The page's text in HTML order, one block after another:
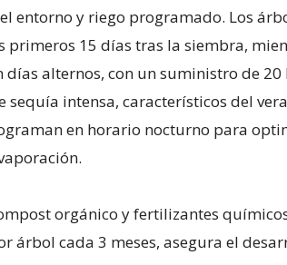
entorno y riego programado. Los
15 días tras la siembra,
días alternos, con un suministro de
sequía intensa, característicos del
en horario nocturno para
orgánico y fertilizantes
árbol cada 3 meses, asegura el